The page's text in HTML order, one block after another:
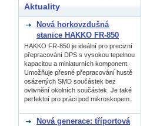
Aktuality
Nová horkovzdušná
stanice HAKKO FR-850
HAKKO FR-850 je ideální pro precizní
přepracování DPS s vysokou tepelnou
kapacitou a miniaturních komponent.
Umožňuje přesné přepracování hustě
osázených SMD součástek bez
ovlivnění okolních součástek. Je také
perfektní pro práci pod mikroskopem.
Nová generace: tříportová